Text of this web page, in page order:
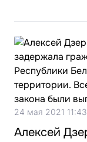
24 мая 2021 11:43
Алексей